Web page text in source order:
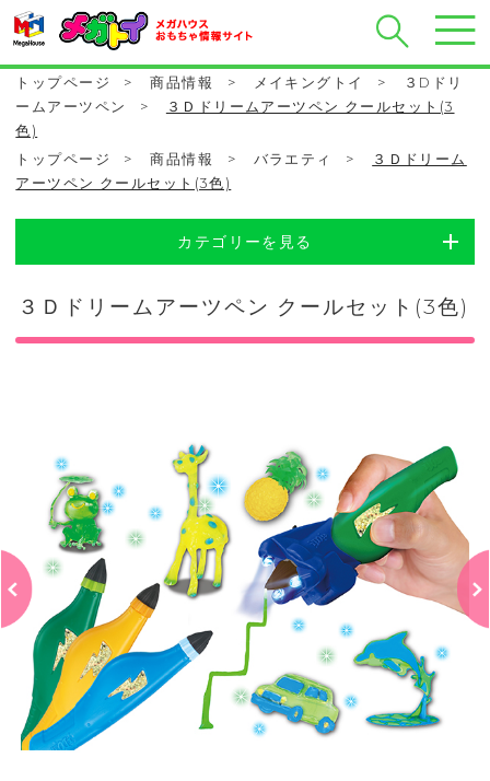
トップページ > 商品情報 > メイキングトイ >
３Dドリ
ームアーツペン
>
３Ｄドリームアーツペン クールセット(3
色)
トップページ
> 商品情報 > バラエティ >
３Ｄドリーム
アーツペン クールセット(3色)
カテゴリーを見る
３Ｄドリームアーツペン クールセット(3色)